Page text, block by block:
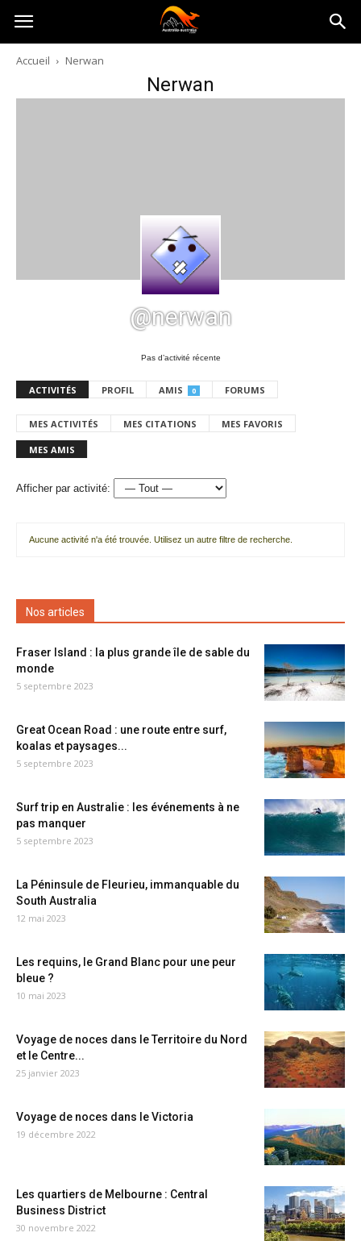
Australia-
australie.com
Accueil Nerwan
Nerwan
@nerwan
Pas d’activité récente
ACTIVITÉS PROFIL AMIS 0 FORUMS
MES ACTIVITÉS MES CITATIONS MES FAVORIS
MES AMIS
Afficher par activité:
Aucune activité n'a été trouvée. Utilisez un autre filtre de recherche.
Nos articles
Fraser Island : la plus grande île de sable du
monde
5 septembre 2023
Great Ocean Road : une route entre surf,
koalas et paysages...
5 septembre 2023
Surf trip en Australie : les événements à ne
pas manquer
5 septembre 2023
La Péninsule de Fleurieu, immanquable du
South Australia
12 mai 2023
Les requins, le Grand Blanc pour une peur
bleue ?
10 mai 2023
Voyage de noces dans le Territoire du Nord
et le Centre...
25 janvier 2023
Voyage de noces dans le Victoria
19 décembre 2022
Les quartiers de Melbourne : Central
Business District
30 novembre 2022